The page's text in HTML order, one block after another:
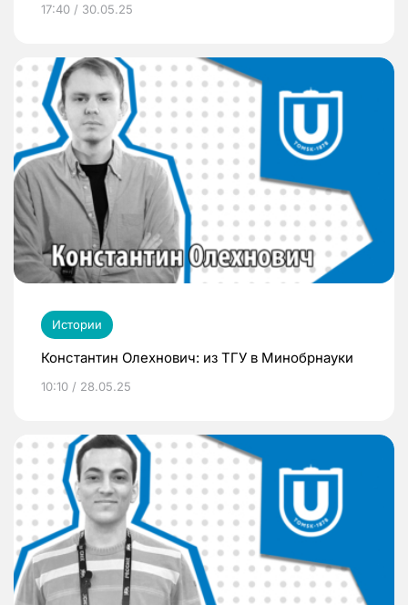
17:40 / 30.05.25
Истории
Константин Олехнович: из ТГУ в Минобрнауки
10:10 / 28.05.25